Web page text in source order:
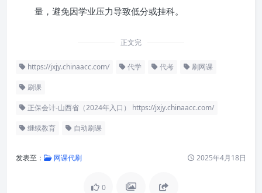
量，避免因学业压力导致低分或挂科。
正文完
https://jxjy.chinaacc.com/ 代学 代考 刷网课
刷课
正保会计-山西省（2024年入口） https://jxjy.chinaacc.com/
继续教育 自动刷课
发表至： 网课代刷 2025年4月18日
0